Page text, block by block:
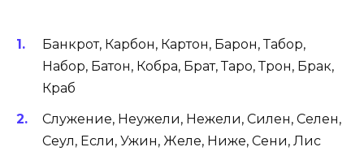
Банкрот, Карбон, Картон, Барон, Табор,
Набор, Батон, Кобра, Брат, Таро, Трон, Брак,
Краб
Служение, Неужели, Нежели, Силен, Селен,
Сеул, Если, Ужин, Желе, Ниже, Сени, Лис